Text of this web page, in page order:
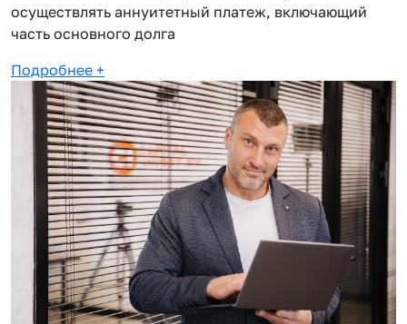
осуществлять аннуитетный платеж, включающий
часть основного долга
Подробнее +